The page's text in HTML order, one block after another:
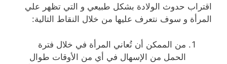
اقتراب حدوث الولادة بشكل طبيعي و التي تظهر علي
المرأة و سوف نتعرف عليها من خلال النقاط التالية:
من الممكن أن تُعاني المرأة في خلال فترة
الحمل من الإسهال في أي من الأوقات طوال